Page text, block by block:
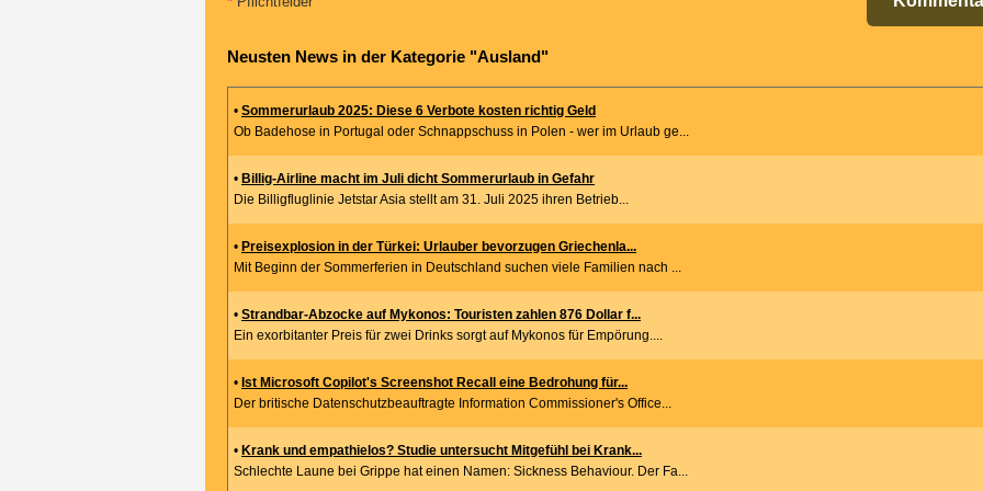
Neusten News in der Kategorie "Ausland"
• Sommerurlaub 2025: Diese 6 Verbote kosten richtig Geld
Ob Badehose in Portugal oder Schnappschuss in Polen - wer im Urlaub ge...
• Billig-Airline macht im Juli dicht Sommerurlaub in Gefahr
Die Billigfluglinie Jetstar Asia stellt am 31. Juli 2025 ihren Betrieb...
• Preisexplosion in der Türkei: Urlauber bevorzugen Griechenla...
Mit Beginn der Sommerferien in Deutschland suchen viele Familien nach ...
• Strandbar-Abzocke auf Mykonos: Touristen zahlen 876 Dollar f...
Ein exorbitanter Preis für zwei Drinks sorgt auf Mykonos für Empörung....
• Ist Microsoft Copilot's Screenshot Recall eine Bedrohung für...
Der britische Datenschutzbeauftragte Information Commissioner's Office...
• Krank und empathielos? Studie untersucht Mitgefühl bei Krank...
Schlechte Laune bei Grippe hat einen Namen: Sickness Behaviour. Der Fa...